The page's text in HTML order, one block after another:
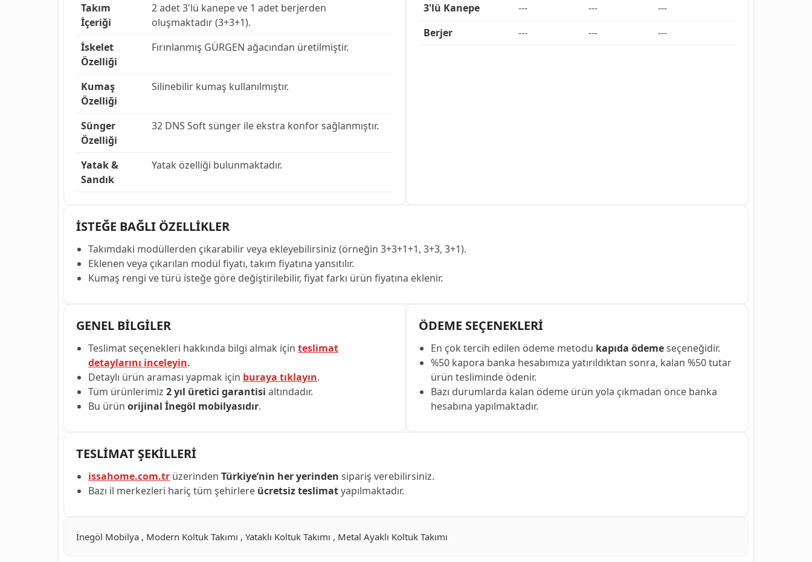
Takım
İçeriği
2 adet 3'lü kanepe ve 1 adet berjerden
oluşmaktadır (3+3+1).
İskelet
Özelliği
Fırınlanmış GÜRGEN ağacından üretilmiştir.
Kumaş
Özelliği
Silinebilir kumaş kullanılmıştır.
Sünger
Özelliği
32 DNS Soft sünger ile ekstra konfor sağlanmıştır.
Yatak &
Sandık
Yatak özelliği bulunmaktadır.
3'lü Kanepe
--- ---
---
Berjer
--- --- ---
İSTEĞE BAĞLI ÖZELLİKLER
Takımdaki modüllerden çıkarabilir veya ekleyebilirsiniz (örneğin 3+3+1+1, 3+3, 3+1).
Eklenen veya çıkarılan modül fiyatı, takım fiyatına yansıtılır.
Kumaş rengi ve türü isteğe göre değiştirilebilir, fiyat farkı ürün fiyatına eklenir.
GENEL BİLGİLER
Teslimat seçenekleri hakkında bilgi almak için teslimat
detaylarını inceleyin.
Detaylı ürün araması yapmak için buraya tıklayın.
Tüm ürünlerimiz 2 yıl üretici garantisi altındadır.
Bu ürün orijinal İnegöl mobilyasıdır.
ÖDEME SEÇENEKLERİ
En çok tercih edilen ödeme metodu kapıda ödemeseçeneğidir.
%50 kapora banka hesabımıza yatırıldıktan sonra, kalan %50 tutar
ürün tesliminde ödenir.
Bazı durumlarda kalan ödeme ürün yola çıkmadan önce banka
hesabına yapılmaktadır.
TESLİMAT ŞEKİLLERİ
issahome.com.tr üzerinden Türkiye’nin her yerinden sipariş verebilirsiniz.
Bazı il merkezleri hariç tüm şehirlere ücretsiz teslimatyapılmaktadır.
İnegöl Mobilya , Modern Koltuk Takımı , Yataklı Koltuk Takımı , Metal Ayaklı Koltuk Takımı